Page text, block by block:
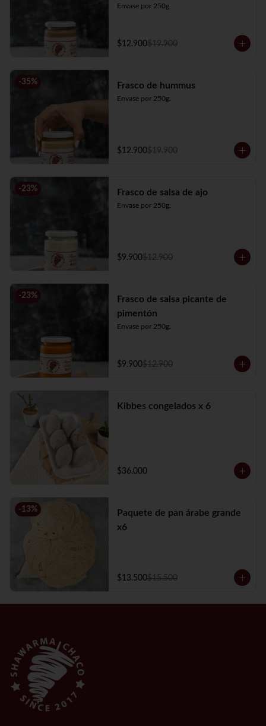
Envase por 250g.
$12.900$19.900
-35% Frasco de hummus
Envase por 250g.
$12.900$19.900
-23% Frasco de salsa de ajo
Envase por 250g.
$9.900$12.900
-23%
Frasco de salsa picante de
pimentón
Envase por 250g.
$9.900$12.900
Kibbes congelados x 6
$36.000
-13%
Paquete de pan árabe grande
x6
$13.500$15.500